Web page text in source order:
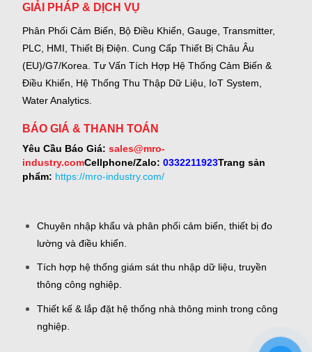
GIẢI PHÁP & DỊCH VỤ
Phân Phối Cảm Biến, Bộ Điều Khiển, Gauge, Transmitter,
PLC, HMI, Thiết Bị Điện. Cung Cấp Thiết Bị Châu Âu
(EU)/G7/Korea. Tư Vấn Tích Hợp Hệ Thống Cảm Biến &
Điều Khiển, Hệ Thống Thu Thập Dữ Liệu, IoT System,
Water Analytics.
BÁO GIÁ & THANH TOÁN
Yêu Cầu Báo Giá: sales@mro-
industry.comCellphone/Zalo: 0332211923Trang sản
phẩm: https://mro-industry.com/
Chuyên nhập khẩu và phân phối cảm biến, thiết bị đo
lường và điều khiển.
Tích hợp hệ thống giám sát thu nhập dữ liệu, truyền
thông công nghiệp.
Thiết kế & lắp đặt hệ thống nhà thông minh trong công
nghiệp.